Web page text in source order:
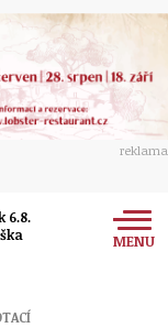
reklama
6.8.
MENU